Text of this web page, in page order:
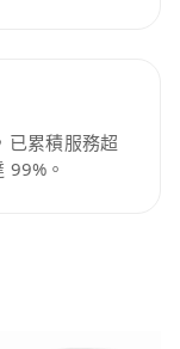
已累積服務超
。